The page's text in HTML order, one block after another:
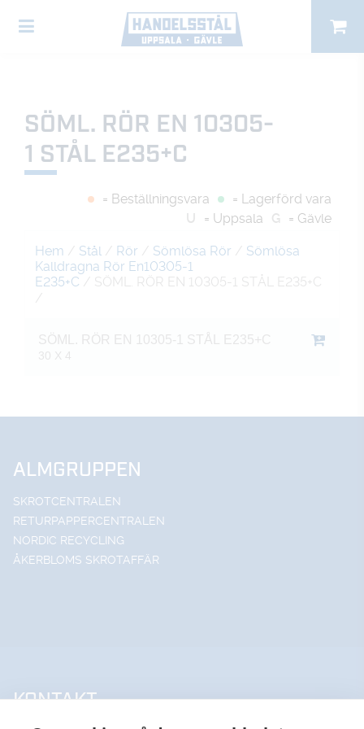
SÖML. RÖR EN 10305-
1 STÅL E235+C
= Beställningsvara
= Lagerförd vara
U
= Uppsala G = Gävle
Hem / Stål / Rör / Sömlösa Rör / Sömlösa
Kalldragna Rör En10305-1
E235+C / SÖML. RÖR EN 10305-1 STÅL E235+C
/
SÖML. RÖR EN 10305-1 STÅL E235+C
30 X 4
ALMGRUPPEN
SKROTCENTRALEN
RETURPAPPERCENTRALEN
NORDIC RECYCLING
ÅKERBLOMS SKROTAFFÄR
KONTAKT